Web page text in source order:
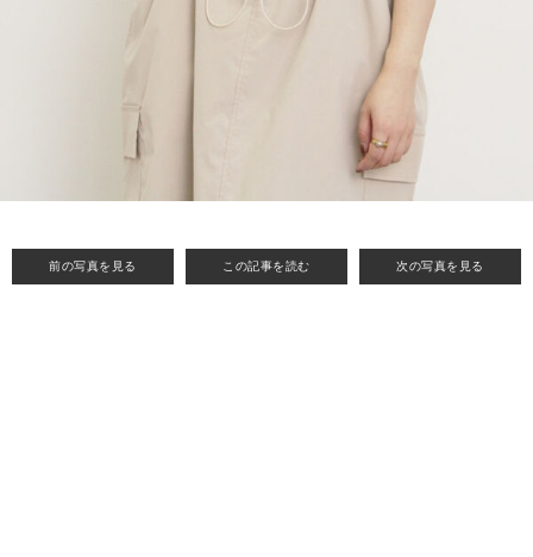
前の写真を見る この記事を読む 次の写真を見る